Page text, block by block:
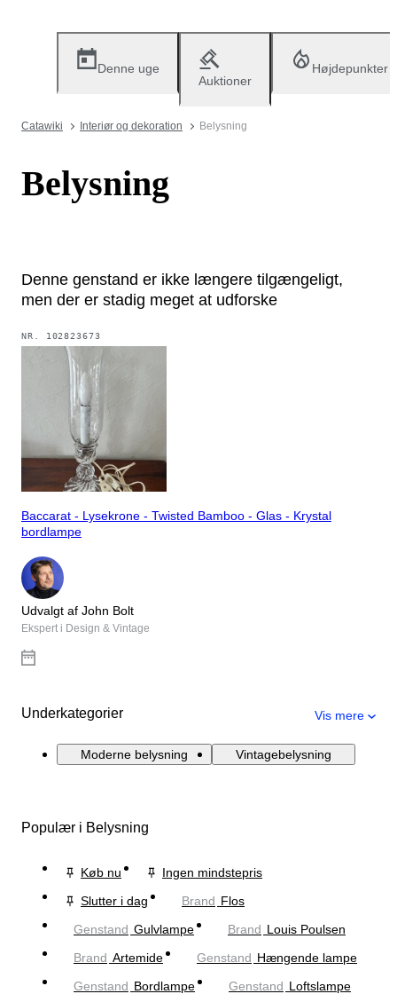
Denne uge
Auktioner
Højdepunkter
Catawiki Interiør og dekoration Belysning
Belysning
Denne genstand er ikke længere tilgængeligt,
men der er stadig meget at udforske
NR. 102823673
Baccarat - Lysekrone - Twisted Bamboo - Glas - Krystal
bordlampe
Udvalgt af John Bolt
Ekspert i Design & Vintage
Underkategorier Vis mere
Moderne belysning Vintagebelysning
Populær i Belysning
Køb nu
Ingen mindstepris
Slutter i dag
Brand Flos
Genstand Gulvlampe Brand Louis Poulsen
Brand Artemide Genstand Hængende lampe
Genstand Bordlampe Genstand Loftslampe